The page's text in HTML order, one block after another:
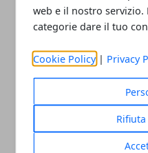
web e il nostro servizio.
categorie dare il tuo
Cookie Policy | Privacy